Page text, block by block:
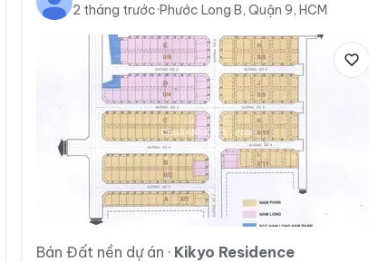
2 tháng trước·Phước Long B, Quận 9, HCM
Bán Đất nền dự án · Kikyo Residence